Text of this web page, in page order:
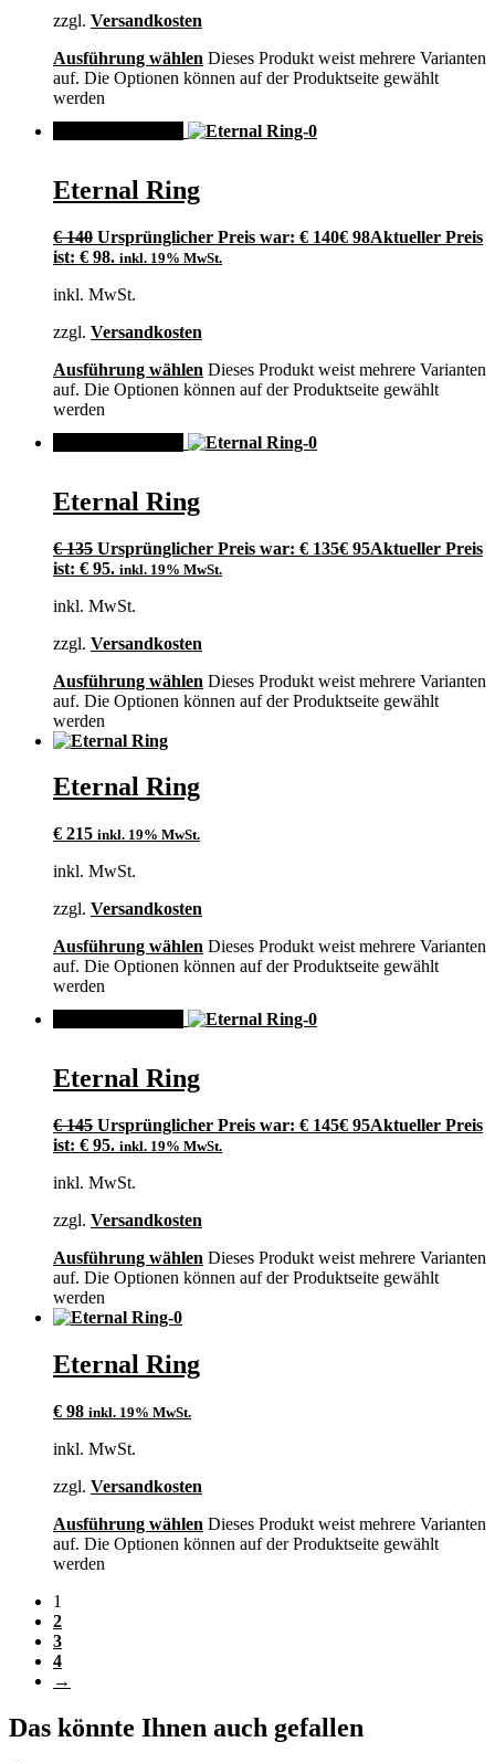
zzgl. Versandkosten
Ausführung wählen Dieses Produkt weist mehrere Varianten
auf. Die Optionen können auf der Produktseite gewählt
werden
Eternal Ring
€140 Ursprünglicher Preis war: € 140€ 98Aktueller Preis
ist: € 98. inkl. 19% MwSt.
inkl. MwSt.
zzgl. Versandkosten
Ausführung wählen Dieses Produkt weist mehrere Varianten
auf. Die Optionen können auf der Produktseite gewählt
werden
Eternal Ring
€135 Ursprünglicher Preis war: € 135€ 95Aktueller Preis
ist: € 95. inkl. 19% MwSt.
inkl. MwSt.
zzgl. Versandkosten
Ausführung wählen Dieses Produkt weist mehrere Varianten
auf. Die Optionen können auf der Produktseite gewählt
werden
Eternal Ring
€ 215 inkl. 19% MwSt.
inkl. MwSt.
zzgl. Versandkosten
Ausführung wählen Dieses Produkt weist mehrere Varianten
auf. Die Optionen können auf der Produktseite gewählt
werden
Eternal Ring
€145 Ursprünglicher Preis war: € 145€ 95Aktueller Preis
ist: € 95. inkl. 19% MwSt.
inkl. MwSt.
zzgl. Versandkosten
Ausführung wählen Dieses Produkt weist mehrere Varianten
auf. Die Optionen können auf der Produktseite gewählt
werden
Eternal Ring
€ 98 inkl. 19% MwSt.
inkl. MwSt.
zzgl. Versandkosten
Ausführung wählen Dieses Produkt weist mehrere Varianten
auf. Die Optionen können auf der Produktseite gewählt
werden
1
2
3
4
→
Das könnte Ihnen auch gefallen